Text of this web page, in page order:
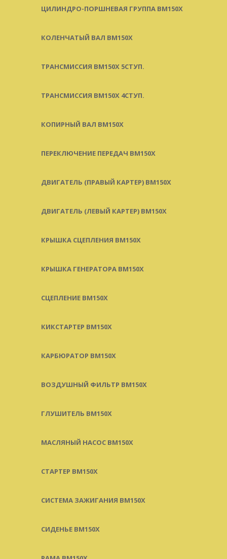
ЦИЛИНДРО-ПОРШНЕВАЯ ГРУППА BM150X
КОЛЕНЧАТЫЙ ВАЛ BM150X
ТРАНСМИССИЯ BM150X 5СТУП.
ТРАНСМИССИЯ BM150X 4СТУП.
КОПИРНЫЙ ВАЛ BM150X
ПЕРЕКЛЮЧЕНИЕ ПЕРЕДАЧ BM150X
ДВИГАТЕЛЬ (ПРАВЫЙ КАРТЕР) BM150X
ДВИГАТЕЛЬ (ЛЕВЫЙ КАРТЕР) BM150X
КРЫШКА СЦЕПЛЕНИЯ BM150X
КРЫШКА ГЕНЕРАТОРА BM150X
СЦЕПЛЕНИЕ BM150X
КИКСТАРТЕР BM150X
КАРБЮРАТОР BM150X
ВОЗДУШНЫЙ ФИЛЬТР BM150X
ГЛУШИТЕЛЬ BM150X
МАСЛЯНЫЙ НАСОС BM150X
СТАРТЕР BM150X
СИСТЕМА ЗАЖИГАНИЯ BM150X
СИДЕНЬЕ BM150X